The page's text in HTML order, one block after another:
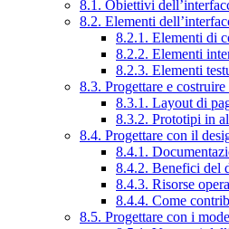
8.1. Obiettivi
8.2. Elementi
8.2.1. Elementi di
8.2.2. Elementi
8.2.3. Elementi
8.3. Progettare e
8.3.1. Layout di
8.3.2. Prototipi in
8.4. Progettare con il
8.4.1.
8.4.2. Benefici del
8.4.3. Risorse
8.4.4. Come
8.5. Progettare con i